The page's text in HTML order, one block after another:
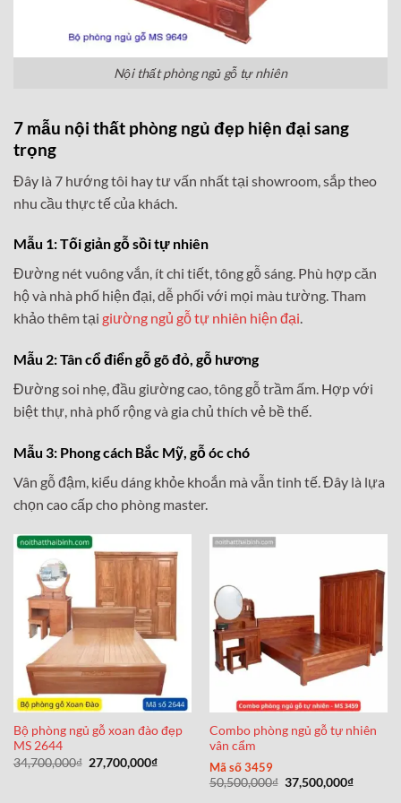
Nội thất phòng ngủ gỗ tự nhiên
7 mẫu nội thất phòng ngủ đẹp hiện đại sang
trọng
Đây là 7 hướng tôi hay tư vấn nhất tại showroom, sắp theo
nhu cầu thực tế của khách.
Mẫu 1: Tối giản gỗ sồi tự nhiên
Đường nét vuông vắn, ít chi tiết, tông gỗ sáng. Phù hợp căn
hộ và nhà phố hiện đại, dễ phối với mọi màu tường. Tham
khảo thêm tại giường ngủ gỗ tự nhiên hiện đại.
Mẫu 2: Tân cổ điển gỗ gõ đỏ, gỗ hương
Đường soi nhẹ, đầu giường cao, tông gỗ trầm ấm. Hợp với
biệt thự, nhà phố rộng và gia chủ thích vẻ bề thế.
Mẫu 3: Phong cách Bắc Mỹ, gỗ óc chó
Vân gỗ đậm, kiểu dáng khỏe khoắn mà vẫn tinh tế. Đây là lựa
chọn cao cấp cho phòng master.
Bộ phòng ngủ gỗ xoan đào đẹp
MS 2644
34,700,000₫ Giá
gốc
27,700,000₫Giá
Combo phòng ngủ gỗ tự nhiên
vân cẩm
Mã số 3459
50,500,000₫ Giá
gốc
37,500,000₫Giá